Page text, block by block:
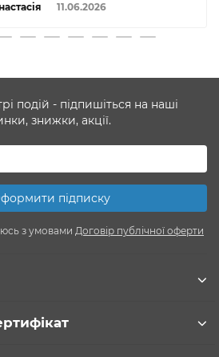
11.06.2026
подій - підпишіться на наші
знижки, акції.
підписку
з умовами Договір публічної оферти